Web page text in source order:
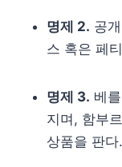
명제 2. 공
스 혹은 페
명제 3. 베
지며, 함부
상품을 판다.